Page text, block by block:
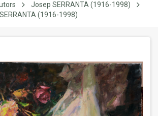
Josep SERRANTA (1916-1998)
(1916-1998)